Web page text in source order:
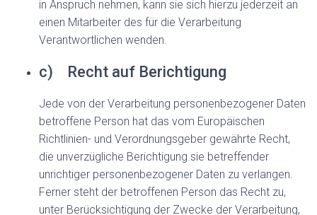
in Anspruch nehmen, kann sie sich hierzu jederzeit an
einen Mitarbeiter des für die Verarbeitung
Verantwortlichen wenden.
c) Recht auf Berichtigung
Jede von der Verarbeitung personenbezogener Daten
betroffene Person hat das vom Europäischen
Richtlinien- und Verordnungsgeber gewährte Recht,
die unverzügliche Berichtigung sie betreffender
unrichtiger personenbezogener Daten zu verlangen.
Ferner steht der betroffenen Person das Recht zu,
unter Berücksichtigung der Zwecke der Verarbeitung,